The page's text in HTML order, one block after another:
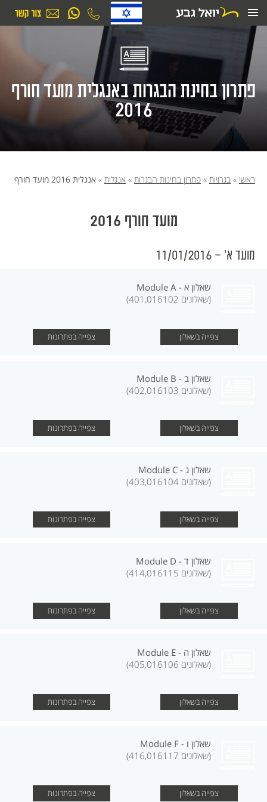
לתוכן
פתרון בחינת הבגרות באנגלית מועד חורף
2016
ראשי » בגרויות » פתרון בחינות הבגרות » אנגלית » אנגלית 2016 מועד חורף
מועד חורף 2016
מועד א׳ - 11/01/2016
שאלון א - Module A
(שאלונים 401,016102)
צפייה בשאלון צפייה בפתרונות
שאלון ב - Module B
(שאלונים 402,016103)
צפייה בשאלון צפייה בפתרונות
שאלון ג - Module C
(שאלונים 403,016104)
צפייה בשאלון צפייה בפתרונות
שאלון ד - Module D
(שאלונים 414,016115)
צפייה בשאלון צפייה בפתרונות
שאלון ה - Module E
(שאלונים 405,016106)
צפייה בשאלון צפייה בפתרונות
שאלון ו - Module F
(שאלונים 416,016117)
צפייה בשאלון צפייה בפתרונות